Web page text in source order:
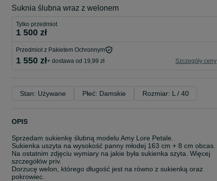
Suknia ślubna wraz z welonem
Tylko przedmiot
1 500 zł
Przedmiot z Pakietem Ochronnym
1 550 zł+ dostawa od 19,99 zł Szczegóły ceny
Stan: Używane Płeć: Damskie Rozmiar: L / 40
OPIS
Sprzedam sukienkę ślubną modelu Amy Lore Petale.
Sukienka uszyta na wysokość panny młodej 163 cm + 8 cm obcas.
Na ostatnim zdjęciu wymiary na jakie była sukienka szyta. Więcej
szczegółów priv.
Dorzucę welon, którego długość jest na równo z sukienką oraz
pokrowiec.